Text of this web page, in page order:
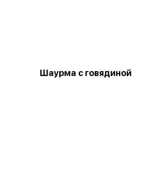
Шаурма с говядиной